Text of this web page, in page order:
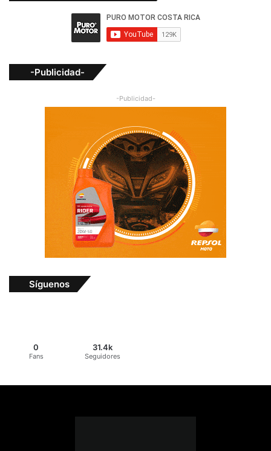
-Publicidad-
-Publicidad-
Síguenos
0
Fans
31.4k
Seguidores